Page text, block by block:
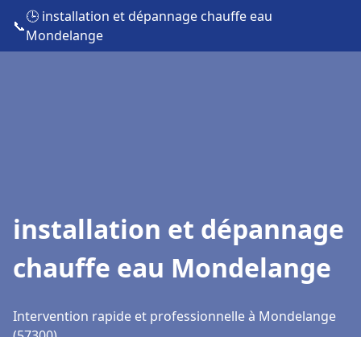
📞
🕒 installation et dépannage chauffe eau
Mondelange
installation et dépannage
chauffe eau Mondelange
Intervention rapide et professionnelle à Mondelange